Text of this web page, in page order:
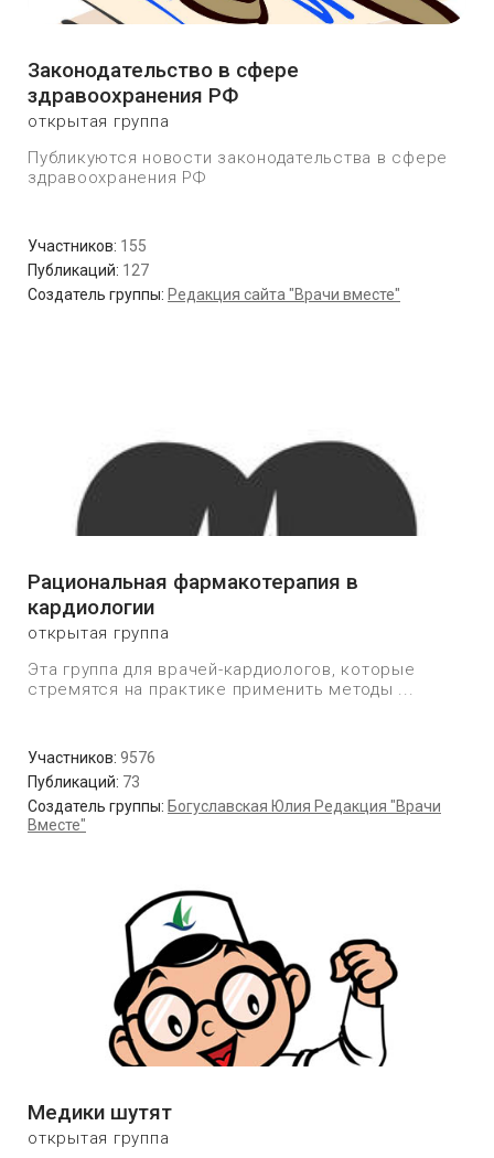
Законодательство в сфере
здравоохранения РФ
открытая группа
Публикуются новости законодательства в сфере
здравоохранения РФ
Участников: 155
Публикаций: 127
Создатель группы: Редакция сайта "Врачи вместе"
Рациональная фармакотерапия в
кардиологии
открытая группа
Эта группа для врачей-кардиологов, которые
стремятся на практике применить методы ...
Участников: 9576
Публикаций: 73
Создатель группы: Богуславская Юлия Редакция "Врачи
Вместе"
Медики шутят
открытая группа